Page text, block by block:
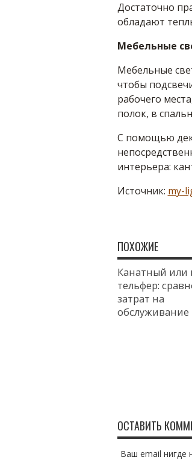
Достаточно
обладают
Мебельные
Мебельные
чтобы
рабочего
полок, в
С помощью
интерьера:
Источник: my-
ПОХОЖИЕ
Канатный или
тельфер:
затрат на
обслуживание
ОСТАВИТЬ
Ваш email нигде